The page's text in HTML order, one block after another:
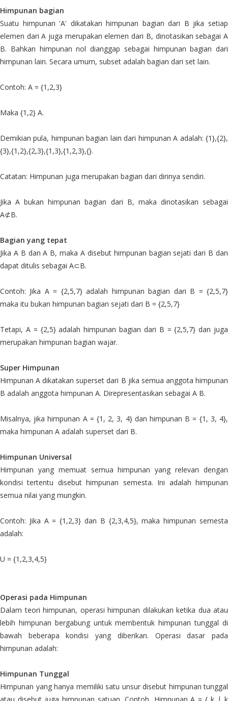
Himpunan bagian
Suatu himpunan 'A' dikatakan himpunan bagian dari B jika setiap
elemen dari A juga merupakan elemen dari B, dinotasikan sebagai A
B. Bahkan himpunan nol dianggap sebagai himpunan bagian dari
himpunan lain. Secara umum, subset adalah bagian dari set lain.
Contoh: A = {1,2,3}
Maka {1,2} A.
Demikian pula, himpunan bagian lain dari himpunan A adalah: {1},{2},
{3},{1,2},{2,3},{1,3},{1,2,3},{}.
Catatan: Himpunan juga merupakan bagian dari dirinya sendiri.
Jika A bukan himpunan bagian dari B, maka dinotasikan sebagai
A⊄B.
Bagian yang tepat
Jika A B dan A B, maka A disebut himpunan bagian sejati dari B dan
dapat ditulis sebagai A⊂B.
Contoh: Jika A = {2,5,7} adalah himpunan bagian dari B = {2,5,7}
maka itu bukan himpunan bagian sejati dari B = {2,5,7}
Tetapi, A = {2,5} adalah himpunan bagian dari B = {2,5,7} dan juga
merupakan himpunan bagian wajar.
Super Himpunan
Himpunan A dikatakan superset dari B jika semua anggota himpunan
B adalah anggota himpunan A. Direpresentasikan sebagai A B.
Misalnya, jika himpunan A = {1, 2, 3, 4} dan himpunan B = {1, 3, 4},
maka himpunan A adalah superset dari B.
Himpunan Universal
Himpunan yang memuat semua himpunan yang relevan dengan
kondisi tertentu disebut himpunan semesta. Ini adalah himpunan
semua nilai yang mungkin.
Contoh: Jika A = {1,2,3} dan B {2,3,4,5}, maka himpunan semesta
adalah:
U = {1,2,3,4,5}
Operasi pada Himpunan
Dalam teori himpunan, operasi himpunan dilakukan ketika dua atau
lebih himpunan bergabung untuk membentuk himpunan tunggal di
bawah beberapa kondisi yang diberikan. Operasi dasar pada
himpunan adalah:
Himpunan Tunggal
Himpunan yang hanya memiliki satu unsur disebut himpunan tunggal
atau disebut juga himpunan satuan. Contoh, Himpunan A = { k | k